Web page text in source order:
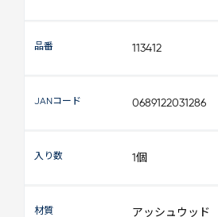
品番 113412
JANコード 0689122031286
入り数 1個
材質 アッシュウッド